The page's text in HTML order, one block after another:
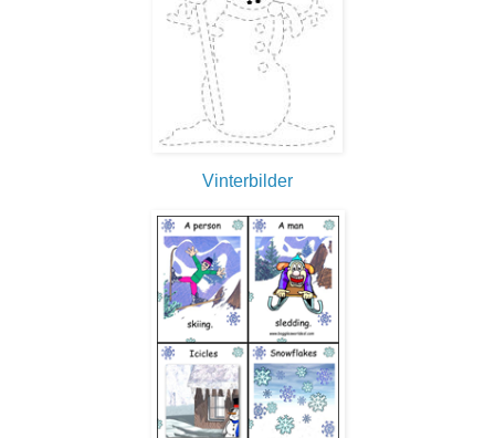
Vinterbilder